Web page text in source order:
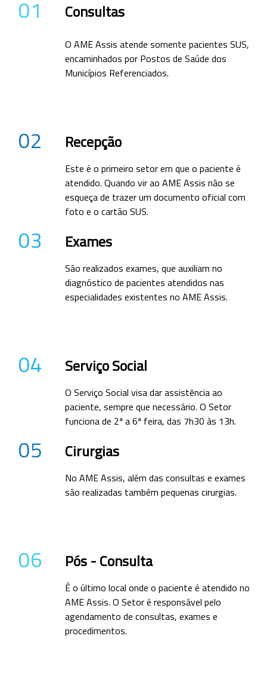
01 Consultas
O AME Assis atende somente pacientes SUS,
encaminhados por Postos de Saúde dos
Municípios Referenciados.
02 Recepção
Este é o primeiro setor em que o paciente é
atendido. Quando vir ao AME Assis não se
esqueça de trazer um documento oficial com
foto e o cartão SUS.
03 Exames
São realizados exames, que auxiliam no
diagnóstico de pacientes atendidos nas
especialidades existentes no AME Assis.
04 Serviço Social
O Serviço Social visa dar assistência ao
paciente, sempre que necessário. O Setor
funciona de 2ª a 6ª feira, das 7h30 às 13h.
05 Cirurgias
No AME Assis, além das consultas e exames
são realizadas também pequenas cirurgias.
06 Pós - Consulta
É o último local onde o paciente é atendido no
AME Assis. O Setor é responsável pelo
agendamento de consultas, exames e
procedimentos.